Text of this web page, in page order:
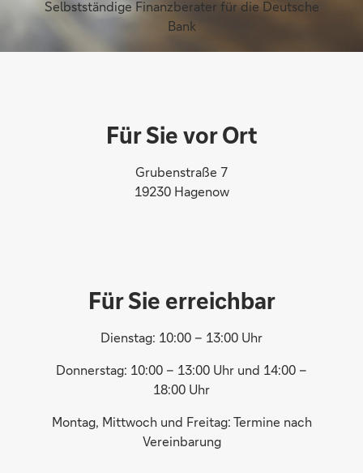
Selbstständige Finanzberater für die Deutsche
Bank
Für Sie vor Ort
Grubenstraße 7
19230 Hagenow
Für Sie erreichbar
Dienstag: 10:00 – 13:00 Uhr
Donnerstag: 10:00 – 13:00 Uhr und 14:00 –
18:00 Uhr
Montag, Mittwoch und Freitag: Termine nach
Vereinbarung